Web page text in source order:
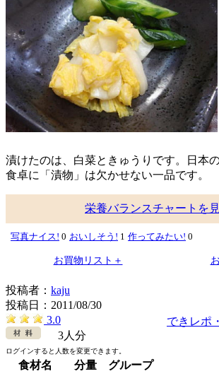
漬けたのは、白菜ときゅうりです。日本
食卓に「漬物」は欠かせない一品です。
栄養バランスチャートを
写真ナイス! 0 おいしそう! 1 作ってみたい! 0
お買物リスト＋
投稿者： kaju
投稿日： 2011/08/30
できレポ
3.0
3人分
ログインすると人数を変更できます。
食材名 分量
グループ